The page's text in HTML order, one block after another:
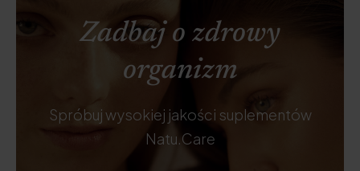
Zadbaj o zdrowy
organizm
Spróbuj wysokiej jakości suplementów
Natu.Care